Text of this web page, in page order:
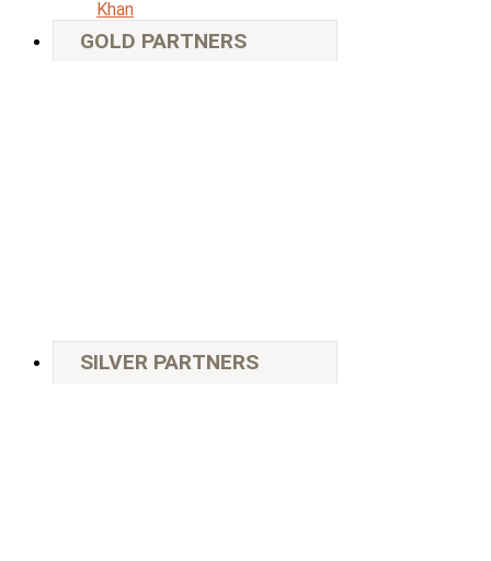
Khan
GOLD PARTNERS
SILVER PARTNERS